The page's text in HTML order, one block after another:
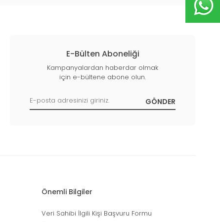
E-Bülten Aboneliği
Kampanyalardan haberdar olmak
için e-bültene abone olun.
Önemli Bilgiler
Veri Sahibi İlgili Kişi Başvuru Formu